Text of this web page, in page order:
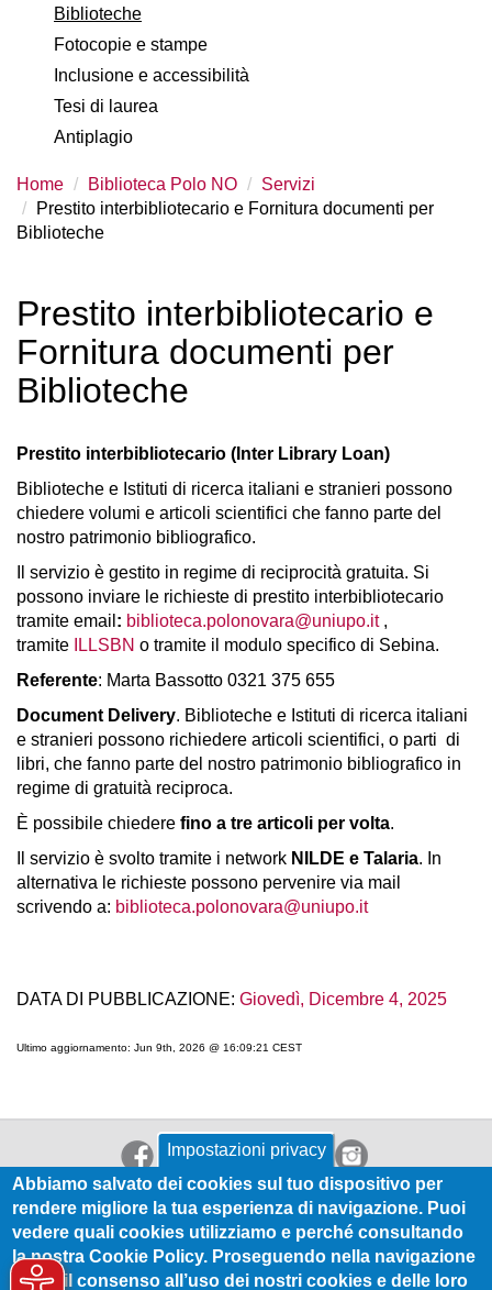
Impostazioni privacy
Abbiamo salvato dei cookies sul tuo dispositivo per
rendere migliore la tua esperienza di navigazione. Puoi
vedere quali cookies utilizziamo e perché consultando
la nostra Cookie Policy. Proseguendo nella navigazione
presti il consenso all’uso dei nostri cookies e delle loro
Biblioteche
Fotocopie e stampe
Inclusione e accessibilità
Tesi di laurea
Antiplagio
Home Biblioteca Polo NO
Servizi
Prestito interbibliotecario e Fornitura documenti per
Biblioteche
Prestito interbibliotecario e
Fornitura documenti per
Biblioteche
Prestito interbibliotecario (Inter Library Loan)
Biblioteche e Istituti di ricerca italiani e stranieri possono
chiedere volumi e articoli scientifici che fanno parte del
nostro patrimonio bibliografico.
Il servizio è gestito in regime di reciprocità gratuita. Si
possono inviare le richieste di prestito interbibliotecario
tramite email : biblioteca.polonovara@uniupo.it,
tramite
ILLSBN o tramite il modulo specifico di Sebina.
Referente: Marta Bassotto 0321 375 655
Document Delivery. Biblioteche e Istituti di ricerca italiani
e stranieri possono richiedere articoli scientifici, o parti di
libri, che fanno parte del nostro patrimonio bibliografico in
regime di gratuità reciproca.
È possibile chiedere fino a tre articoli per volta.
Il servizio è svolto tramite i network NILDE e Talaria. In
alternativa le richieste possono pervenire via mail
scrivendo a: biblioteca.polonovara@uniupo.it
DATA DI PUBBLICAZIONE: Giovedì, Dicembre 4, 2025
Ultimo aggiornamento: Jun 9th, 2026 @ 16:09:21 CEST
Codice privacy| RSS |Dichiarazione di accessibilità